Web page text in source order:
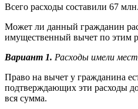
Всего расходы составили 67
Может ли данный гражданин
имущественный вычет по этим
Вариант 1. Расходы имели
Право на вычет у гражданина
подтверждающих эти расходы
вся сумма.